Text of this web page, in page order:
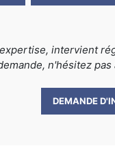
intervient
n'hésitez
DEMANDE